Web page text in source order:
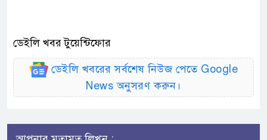
ডেইলি খবর টুয়েন্টিফোর
ডেইলি খবরের সর্বশেষ নিউজ পেতে Google
News অনুসরণ করুন।